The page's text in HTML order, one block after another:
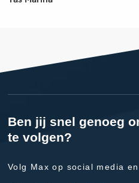
Ben jij snel genoeg
te volgen?
Volg Max op social media